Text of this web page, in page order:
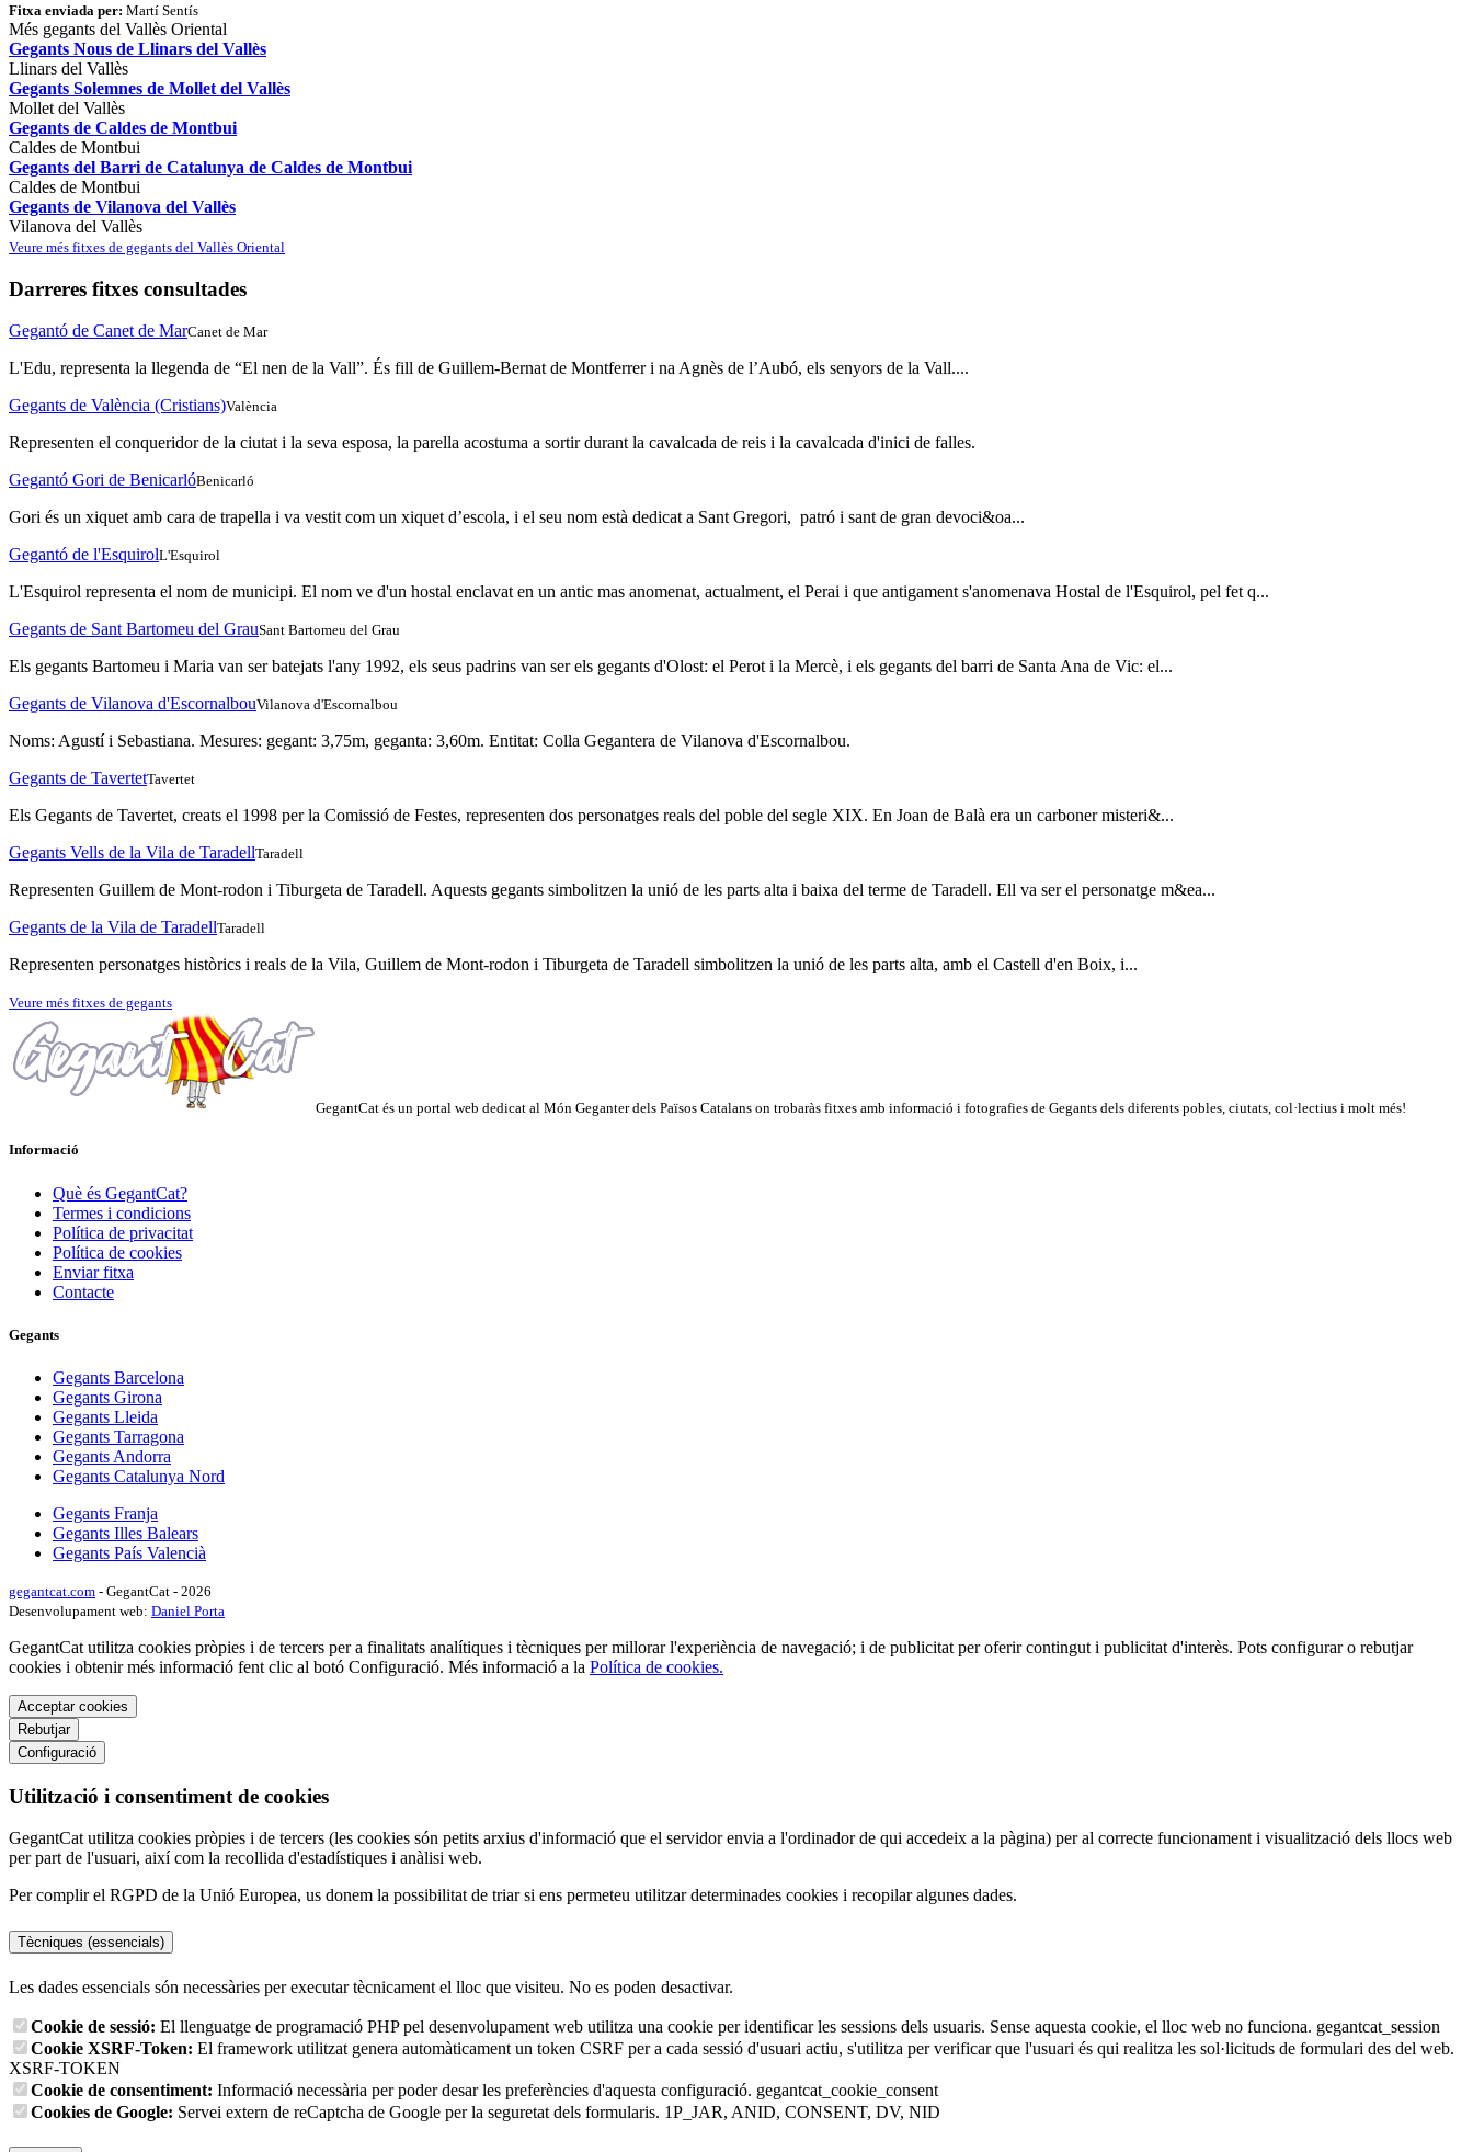
Fitxa enviada per: Martí Sentís
Més gegants del Vallès Oriental
Gegants Nous de Llinars del Vallès
Llinars del Vallès
Gegants Solemnes de Mollet del Vallès
Mollet del Vallès
Gegants de Caldes de Montbui
Caldes de Montbui
Gegants del Barri de Catalunya de Caldes de Montbui
Caldes de Montbui
Gegants de Vilanova del Vallès
Vilanova del Vallès
Veure més fitxes de gegants del Vallès Oriental
Darreres fitxes consultades
Gegantó de Canet de MarCanet de Mar
L'Edu, representa la llegenda de “El nen de la Vall”. És fill de Guillem-Bernat de Montferrer i na Agnès de l’Aubó, els senyors de la Vall....
Gegants de València (Cristians)València
Representen el conqueridor de la ciutat i la seva esposa, la parella acostuma a sortir durant la cavalcada de reis i la cavalcada d'inici de falles.
Gegantó Gori de BenicarlóBenicarló
Gori és un xiquet amb cara de trapella i va vestit com un xiquet d’escola, i el seu nom està dedicat a Sant Gregori, patró i sant de gran devoci&oa...
Gegantó de l'EsquirolL'Esquirol
L'Esquirol representa el nom de municipi. El nom ve d'un hostal enclavat en un antic mas anomenat, actualment, el Perai i que antigament s'anomenava Hostal de l'Esquirol, pel fet q...
Gegants de Sant Bartomeu del GrauSant Bartomeu del Grau
Els gegants Bartomeu i Maria van ser batejats l'any 1992, els seus padrins van ser els gegants d'Olost: el Perot i la Mercè, i els gegants del barri de Santa Ana de Vic: el...
Gegants de Vilanova d'EscornalbouVilanova d'Escornalbou
Noms: Agustí i Sebastiana. Mesures: gegant: 3,75m, geganta: 3,60m. Entitat: Colla Gegantera de Vilanova d'Escornalbou.
Gegants de TavertetTavertet
Els Gegants de Tavertet, creats el 1998 per la Comissió de Festes, representen dos personatges reals del poble del segle XIX. En Joan de Balà era un carboner misteri&...
Gegants Vells de la Vila de TaradellTaradell
Representen Guillem de Mont-rodon i Tiburgeta de Taradell. Aquests gegants simbolitzen la unió de les parts alta i baixa del terme de Taradell. Ell va ser el personatge m&ea...
Gegants de la Vila de TaradellTaradell
Representen personatges històrics i reals de la Vila, Guillem de Mont-rodon i Tiburgeta de Taradell simbolitzen la unió de les parts alta, amb el Castell d'en Boix, i...
Veure més fitxes de gegants
GegantCat és un portal web dedicat al Món Geganter dels Països Catalans on trobaràs fitxes amb informació i fotografies de Gegants dels diferents pobles, ciutats, col·lectius i molt més!
Informació
Què és GegantCat?
Termes i condicions
Política de privacitat
Política de cookies
Enviar fitxa
Contacte
Gegants
Gegants Barcelona
Gegants Girona
Gegants Lleida
Gegants Tarragona
Gegants Andorra
Gegants Catalunya Nord
Gegants Franja
Gegants Illes Balears
Gegants País Valencià
gegantcat.com - GegantCat - 2026
Desenvolupament web: Daniel Porta
GegantCat utilitza cookies pròpies i de tercers per a finalitats analítiques i tècniques per millorar l'experiència de navegació; i de publicitat per oferir contingut i publicitat d'interès. Pots configurar o rebutjar
cookies i obtenir més informació fent clic al botó Configuració. Més informació a la Política de cookies.
Acceptar cookies
Rebutjar
Configuració
Utilització i consentiment de cookies
GegantCat utilitza cookies pròpies i de tercers (les cookies són petits arxius d'informació que el servidor envia a l'ordinador de qui accedeix a la pàgina) per al correcte funcionament i visualització dels llocs web
per part de l'usuari, així com la recollida d'estadístiques i anàlisi web.
Per complir el RGPD de la Unió Europea, us donem la possibilitat de triar si ens permeteu utilitzar determinades cookies i recopilar algunes dades.
Tècniques (essencials)
Les dades essencials són necessàries per executar tècnicament el lloc que visiteu. No es poden desactivar.
Cookie de sessió: El llenguatge de programació PHP pel desenvolupament web utilitza una cookie per identificar les sessions dels usuaris. Sense aquesta cookie, el lloc web no funciona. gegantcat_session
Cookie XSRF-Token: El framework utilitzat genera automàticament un token CSRF per a cada sessió d'usuari actiu, s'utilitza per verificar que l'usuari és qui realitza les sol·licituds de formulari des del web.
XSRF-TOKEN
Cookie de consentiment: Informació necessària per poder desar les preferències d'aquesta configuració. gegantcat_cookie_consent
Cookies de Google: Servei extern de reCaptcha de Google per la seguretat dels formularis. 1P_JAR, ANID, CONSENT, DV, NID